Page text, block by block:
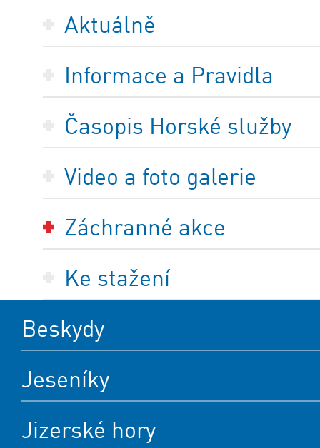
Aktuálně
Informace a Pravidla
Časopis Horské služby
Video a foto galerie
Záchranné akce
Ke stažení
Beskydy
Jeseníky
Jizerské hory